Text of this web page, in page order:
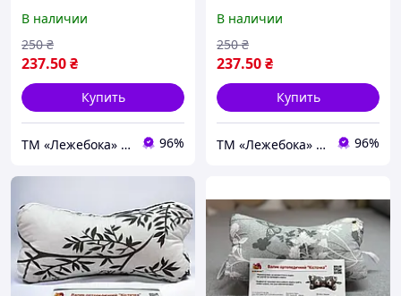
Абстракція на голубому
В наличии
237.50₴
250 ₴
Купить
ТМ «Лежебока» - текстиль и спецтовары 96%
Геометрія
В наличии
237.50₴
250 ₴
Купить
ТМ «Лежебока» - текстиль и спецтовары 96%